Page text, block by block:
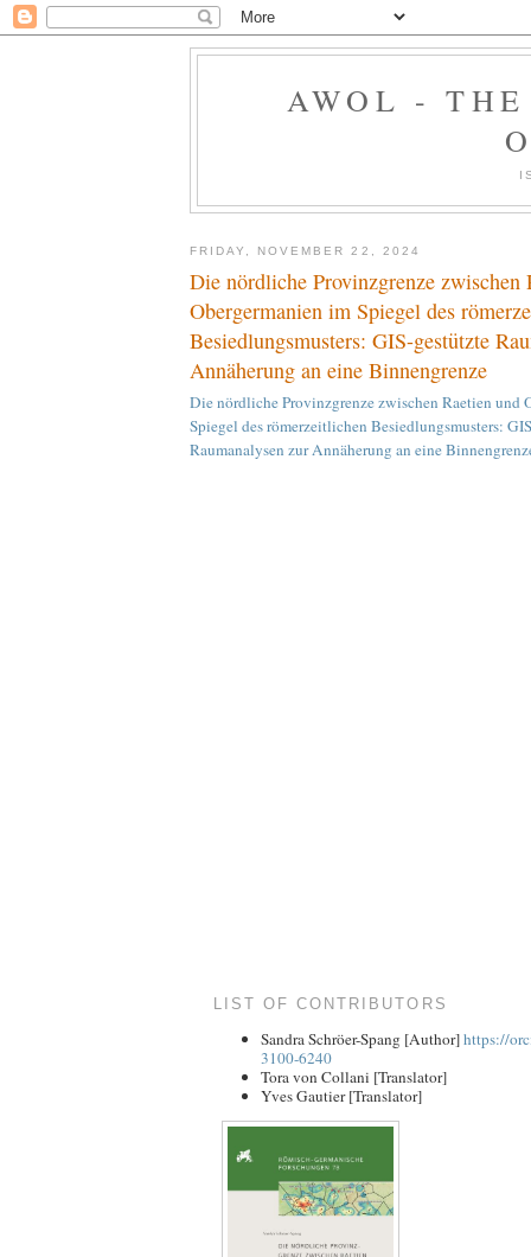
AWOL -
FRIDAY, NOVEMBER 22, 2024
Die nördliche Provinzgrenze zwischen
Obergermanien im Spiegel des
Besiedlungsmusters: GIS-gestützte
Annäherung an eine Binnengrenze
Die nördliche Provinzgrenze zwischen Raetien und
Spiegel des römerzeitlichen Besiedlungsmusters:
Raumanalysen zur Annäherung an eine
LIST OF CONTRIBUTORS
Sandra Schröer-Spang [Author]https://
3100-6240
Tora von Collani [Translator]
Yves Gautier[Translator]